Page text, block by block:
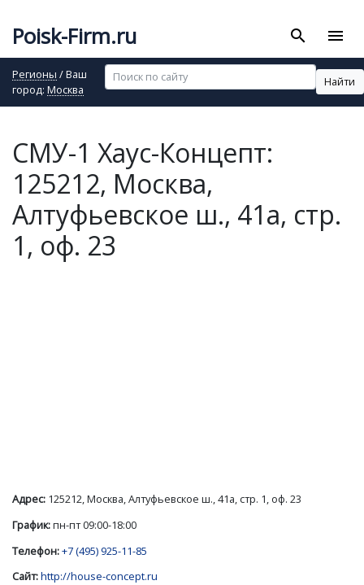
Poisk-Firm.ru search menu
Регионы / Ваш
город: Москва
Найти
СМУ-1 Хаус-Концепт:
125212, Москва,
Алтуфьевское ш., 41а, стр.
1, оф. 23
Адрес: 125212, Москва, Алтуфьевское ш., 41а, стр. 1, оф. 23
График:пн-пт 09:00-18:00
Телефон:+7 (495) 925-11-85
Сайт:http://house-concept.ru